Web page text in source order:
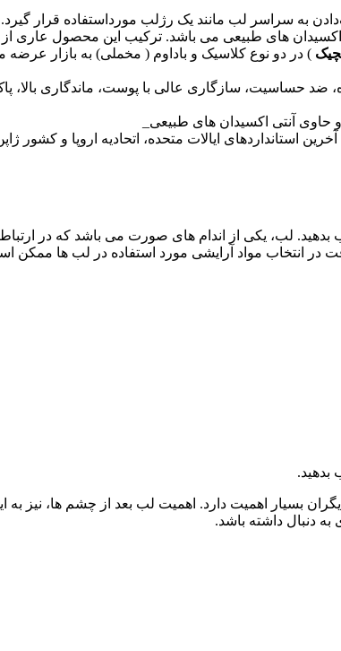
به سراسر لب مانند یک رژلب مورداستفاده قرار
های طبیعی می باشد. ترکیب این محصول عاری از هر
) در دو نوع کلاسیک و باداوم ( مخملی) به بازار عرضه
ضد حساسیت، سازگاری عالی با پوست، ماندگاری بالا،
حاوی آنتی اکسیدان های طبیعی_
ایالات متحده، اتحادیه اروپا و کشور ژاپن
لب، یکی از اندام های صورت می باشد که در
انتخاب مواد آرایشی مورد استفاده در لب ها ممکن
بدهید.
بسیار اهمیت دارد. اهمیت لب بعد از چشم ها،
دنبال داشته باشد.